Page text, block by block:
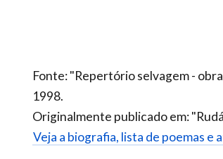
Fonte: "Repertório selvagem -
1998.
Originalmente publicado em:
Veja a biografia, lista de poemas e